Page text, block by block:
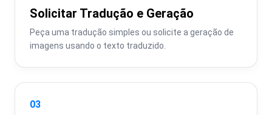
Solicitar Tradução e Geração
Peça uma tradução simples ou solicite a geração de
imagens usando o texto traduzido.
03